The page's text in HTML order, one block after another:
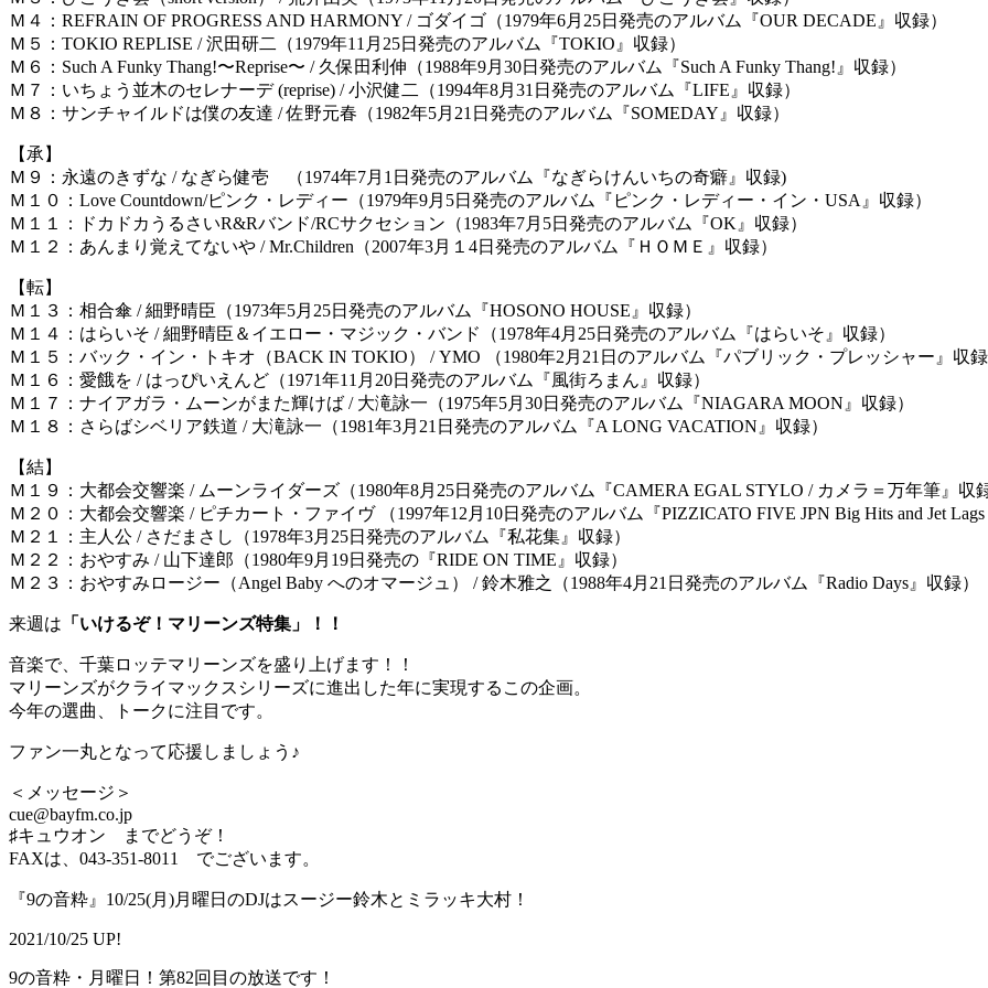
Ｍ４：REFRAIN OF PROGRESS AND HARMONY / ゴダイゴ（1979年6月25日発売のアルバム『OUR DECADE』収録）
Ｍ５：TOKIO REPLISE / 沢田研二（1979年11月25日発売のアルバム『TOKIO』収録）
Ｍ６：Such A Funky Thang!〜Reprise〜 / 久保田利伸（1988年9月30日発売のアルバム『Such A Funky Thang!』収録）
Ｍ７：いちょう並木のセレナーデ (reprise) / 小沢健二（1994年8月31日発売のアルバム『LIFE』収録）
Ｍ８：サンチャイルドは僕の友達 / 佐野元春（1982年5月21日発売のアルバム『SOMEDAY』収録）
【承】
Ｍ９：永遠のきずな / なぎら健壱 （1974年7月1日発売のアルバム『なぎらけんいちの奇癖』収録)
Ｍ１０：Love Countdown/ピンク・レディー（1979年9月5日発売のアルバム『ピンク・レディー・イン・USA』収録）
Ｍ１１：ドカドカうるさいR&Rバンド/RCサクセション（1983年7月5日発売のアルバム『OK』収録）
Ｍ１２：あんまり覚えてないや / Mr.Children（2007年3月１4日発売のアルバム『ＨＯＭＥ』収録）
【転】
Ｍ１３：相合傘 / 細野晴臣（1973年5月25日発売のアルバム『HOSONO HOUSE』収録）
Ｍ１４：はらいそ / 細野晴臣＆イエロー・マジック・バンド（1978年4月25日発売のアルバム『はらいそ』収録）
Ｍ１５：バック・イン・トキオ（BACK IN TOKIO） / YMO （1980年2月21日のアルバム『パブリック・プレッシャー』収録
Ｍ１６：愛餓を / はっぴいえんど（1971年11月20日発売のアルバム『風街ろまん』収録）
Ｍ１７：ナイアガラ・ムーンがまた輝けば / 大滝詠一（1975年5月30日発売のアルバム『NIAGARA MOON』収録）
Ｍ１８：さらばシベリア鉄道 / 大滝詠一（1981年3月21日発売のアルバム『A LONG VACATION』収録）
【結】
Ｍ１９：大都会交響楽 / ムーンライダーズ（1980年8月25日発売のアルバム『CAMERA EGAL STYLO / カメラ＝万年筆』収録
Ｍ２０：大都会交響楽 / ピチカート・ファイヴ （1997年12月10日発売のアルバム『PIZZICATO FIVE JPN Big Hits and Jet Lags
Ｍ２１：主人公 / さだまさし（1978年3月25日発売のアルバム『私花集』収録）
Ｍ２２：おやすみ / 山下達郎（1980年9月19日発売の『RIDE ON TIME』収録）
Ｍ２３：おやすみロージー（Angel Baby へのオマージュ） / 鈴木雅之（1988年4月21日発売のアルバム『Radio Days』収録）
来週は 「いけるぞ！マリーンズ特集」！！
音楽で、千葉ロッテマリーンズを盛り上げます！！
マリーンズがクライマックスシリーズに進出した年に実現するこの企画。
今年の選曲、トークに注目です。
ファン一丸となって応援しましょう♪
＜メッセージ＞
cue@bayfm.co.jp
♯キュウオン までどうぞ！
FAXは、043-351-8011 でございます。
『9の音粋』10/25(月)月曜日のDJはスージー鈴木とミラッキ大村！
2021/10/25 UP!
9の音粋・月曜日！第82回目の放送です！